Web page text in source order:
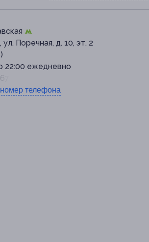
ул. Поречная, д. 10, эт. 2
22:00 ежедневно
59-63
номер телефона